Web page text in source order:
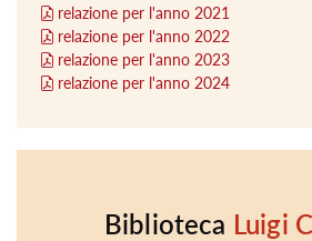
relazione per l'anno 2021
relazione per l'anno 2022
relazione per l'anno 2023
relazione per l'anno 2024
Biblioteca Luigi